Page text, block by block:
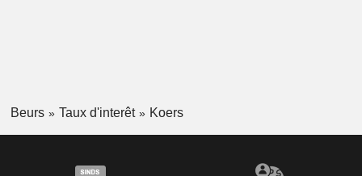
Beurs Taux d'interêt Koers